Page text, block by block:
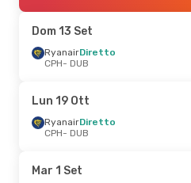
DUB- CPH
Dom 20 Set- Mar 22 Set
RyanairDiretto
DUB - CPH
RyanairDiretto
CPH - DUB
Dom 13 Set
RyanairDiretto
CPH- DUB
Lun 19 Ott
RyanairDiretto
CPH- DUB
Mar 1 Set